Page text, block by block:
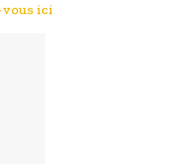
ici